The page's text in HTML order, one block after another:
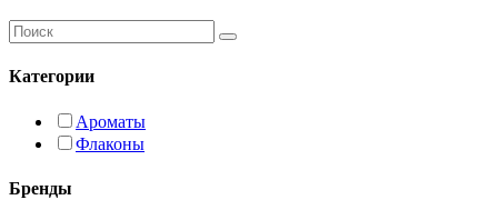
Категории
Ароматы
Флаконы
Бренды